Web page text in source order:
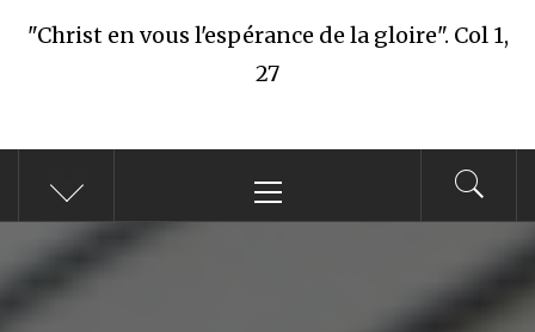
"Christ en vous l'espérance de la gloire". Col 1,
27
principal